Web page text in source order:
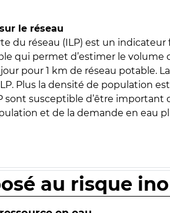
le réseau
du réseau (ILP) est un indicateur
qui permet d’estimer le volume
pour 1 km de réseau potable.
Plus la densité de population est
sont susceptible d’être important
et de la demande en eau
au risque